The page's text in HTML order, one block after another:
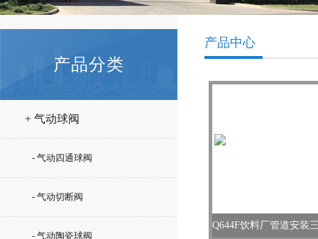
产品分类
+ 气动球阀
- 气动四通球阀
- 气动切断阀
- 气动陶瓷球阀
产品中心